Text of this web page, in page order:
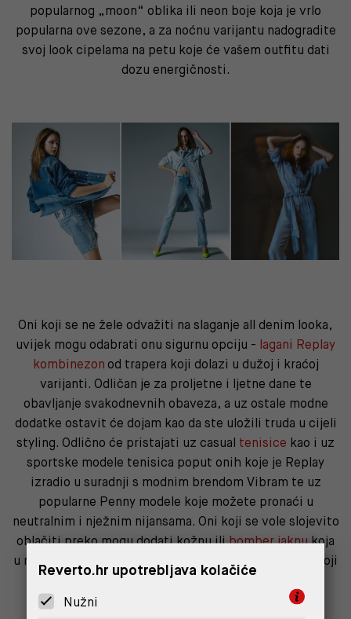
popularnog „moon“ oblika ili neon boje koja je vrlo
popularna ove sezone, a za noćnu varijantu nadogradite
svoj look cipelama na petu koje će vašem outfitu dati
dozu energičnosti.
Oni koji se ne žele odvažiti na slaganje all denim looka,
uvijek mogu odabrati onu sigurnu opciju - lagani Replay
kombinezon od trapera koji dolazi u dužoj i kraćoj
varijanti. Odličan je za proljetne i ljetne dane te
obavljanje svakodnevnih obaveza, a uz ostale modne
dodatke ostavit će dojam kao da ste uložili truda u cijeli
styling. Odlično će pristajati uz casual tenisice kao i uz
sportske modele tenisica poput onih koje je Replay
izradio u suradnji s modnim brendom Vibram te uz
popularne Penny modele koje možete pronaći u
neutralnim i nježnim nijansama. Oni koji se vole slojevito
oblačiti preko mogu dodati kožnu ilibomber jaknukoja
u novoj Replay kolekciji dolazi u neon zelenoj i crnoj boji
Reverto.hr upotrebljava kolačiće
Nužni